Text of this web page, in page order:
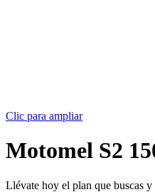
Clic para ampliar
Motomel S2
Llévate hoy el plan que buscas y